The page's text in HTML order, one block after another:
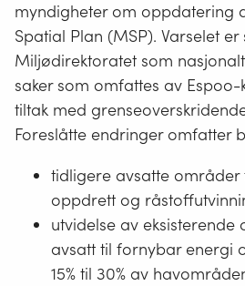
myndigheter om oppdatering
Spatial Plan (MSP). Varselet er
Miljødirektoratet som
saker som omfattes av
tiltak med
Foreslåtte endringer omfatter
tidligere avsatte områder
oppdrett og
utvidelse av eksisterende
avsatt til fornybar energi
15% til 30% av